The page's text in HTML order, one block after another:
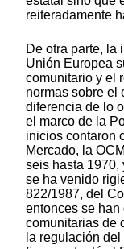
reiteradamente
De otra parte, la
Unión Europea
comunitario y el
normas sobre el
diferencia de lo
el marco de la
inicios contaron
Mercado, la
seis hasta 1970,
se ha venido
822/1987, del
entonces se
comunitarias de
la regulación